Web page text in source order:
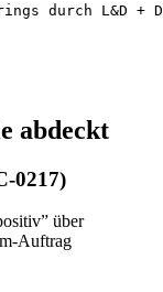
durch L&D
abdeckt
0217)
über
Auftrag